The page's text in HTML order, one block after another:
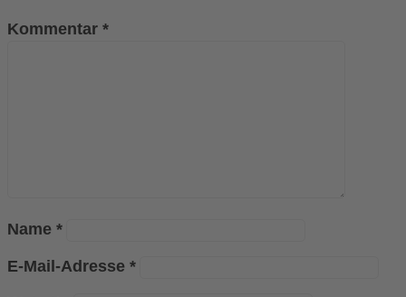
Kommentar *
Name *
E-Mail-Adresse *